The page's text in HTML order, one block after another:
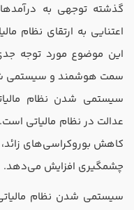
گذشته توجهی به
اعتنایی به ارتقای نظام
این موضوع مورد توجه
سمت هوشمند و سیستمی
سیستمی شدن نظام
عدالت در نظام مالیاتی
کاهش بوروکراسی‌های زائد،
چشمگیری افزایش می‌دهد.
سیستمی شدن نظام
هدف بلند